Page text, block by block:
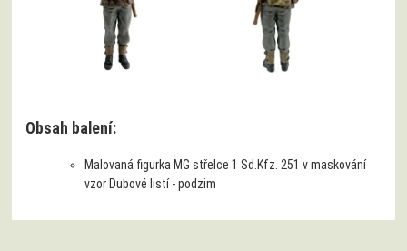
Obsah balení:
Malovaná figurka MG střelce 1 Sd.Kfz. 251 v maskování
vzor Dubové listí - podzim